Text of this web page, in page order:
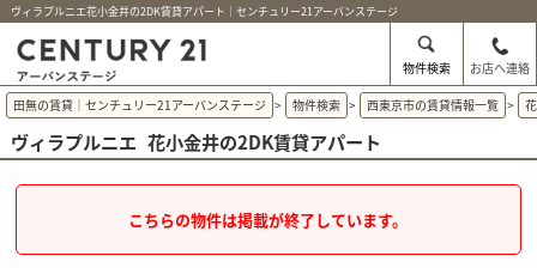
ヴィラプルニエ花小金井の2DK賃貸アパート｜センチュリー21アーバンステージ
物件検索 お店へ連絡
田無の賃貸｜センチュリー21アーバンステージ > 物件検索 > 西東京市の賃貸情報一覧 >
ヴィラプルニエ 花小金井の2DK賃貸アパート
こちらの物件は掲載が終了しています。